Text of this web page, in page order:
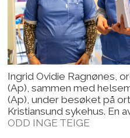
Ingrid Ovidie Ragnønes,
(Ap), sammen med
(Ap), under besøket på
Kristiansund sykehus. En
ODD INGE TEIGE